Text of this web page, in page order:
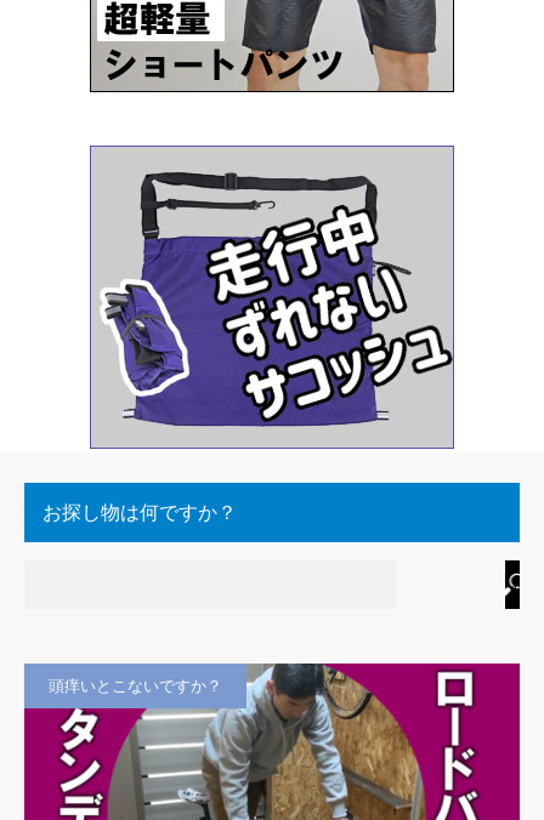
お探し物は何ですか？
頭痒いとこないですか？